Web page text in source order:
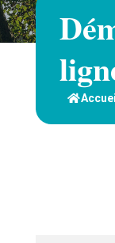
Accueil